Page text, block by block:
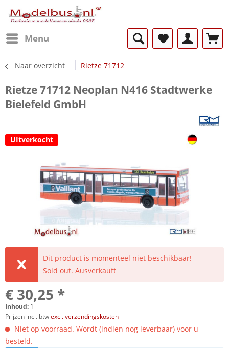
Menu
Naar overzicht Rietze 71712
Rietze 71712 Neoplan N416 Stadtwerke
Bielefeld GmbH
UItverkocht
Dit product is momenteel niet beschikbaar!
Sold out. Ausverkauft
€ 30,25 *
Inhoud: 1
Prijzen incl. btwexcl. verzendingskosten
Niet op voorraad. Wordt (indien nog leverbaar) voor u
besteld.